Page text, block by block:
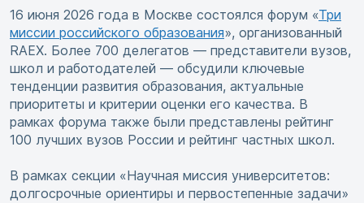
16 июня 2026 года в Москве состоялся форум «Три
миссии российского образования», организованный
RAEX. Более 700 делегатов — представители вузов,
школ и работодателей — обсудили ключевые
тенденции развития образования, актуальные
приоритеты и критерии оценки его качества. В
рамках форума также были представлены рейтинг
100 лучших вузов России и рейтинг частных школ.
В рамках секции «Научная миссия университетов:
долгосрочные ориентиры и первостепенные задачи»